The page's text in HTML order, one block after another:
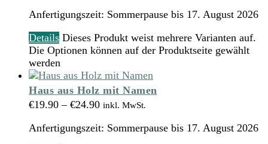
Anfertigungszeit: Sommerpause bis 17. August 2026
Details Dieses Produkt weist mehrere Varianten auf.
Die Optionen können auf der Produktseite gewählt
werden
Haus aus Holz mit Namen
€19.90 – €24.90 inkl. MwSt.
Anfertigungszeit: Sommerpause bis 17. August 2026